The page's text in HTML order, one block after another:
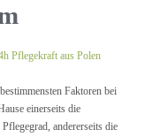
Pflegekraft aus Polen
Faktoren bei
einerseits die
andererseits die